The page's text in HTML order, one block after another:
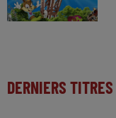
DERNIERS TITRES